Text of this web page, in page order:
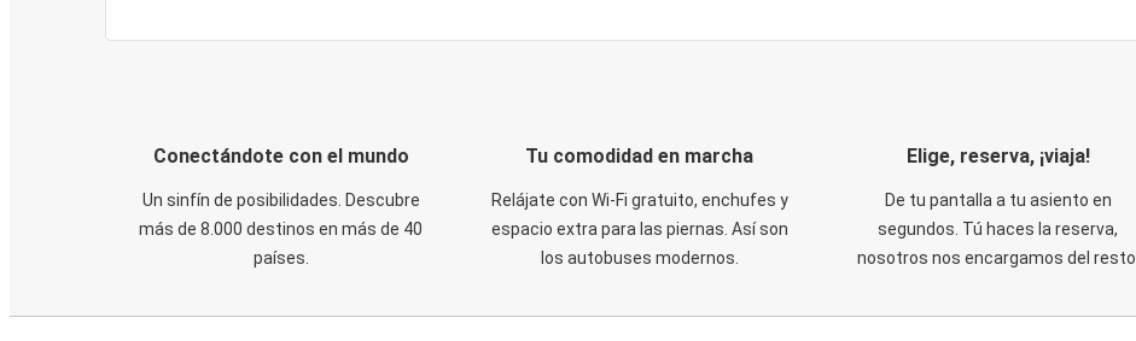
Conectándote con el mundo
Un sinfín de posibilidades. Descubre
más de 8.000 destinos en más de 40
países.
Tu comodidad en marcha
Relájate con Wi-Fi gratuito, enchufes y
espacio extra para las piernas. Así son
los autobuses modernos.
Elige, reserva, ¡viaja!
De tu pantalla a tu asiento en
segundos. Tú haces la reserva,
nosotros nos encargamos del resto.